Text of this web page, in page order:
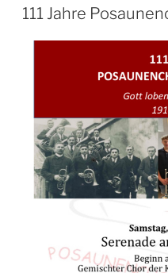
AM
111 Jahre